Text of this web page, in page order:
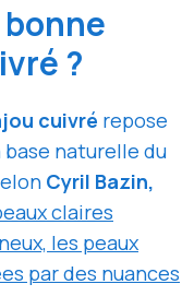
?
cuivré repose
base naturelle du
Cyril Bazin,
claires
les peaux
par des nuances